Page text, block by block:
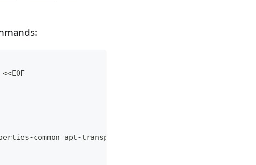
common apt-transport-https ca-certificates